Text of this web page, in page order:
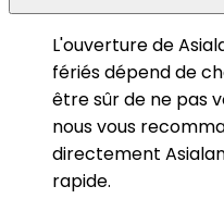
L'ouverture de
fériés dépend de
être sûr de ne pas
nous vous
directement
rapide.